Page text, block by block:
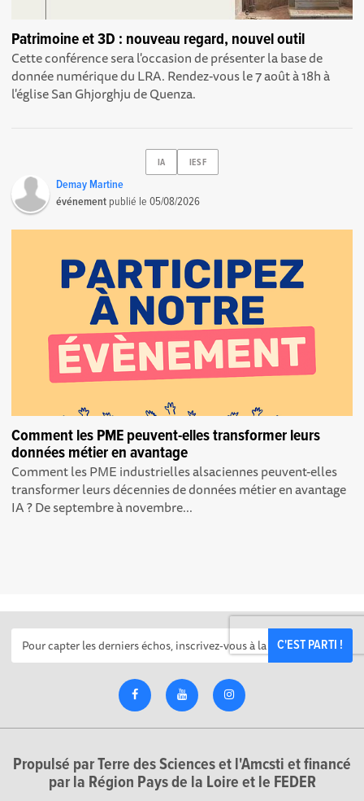
Patrimoine et 3D : nouveau regard, nouvel outil
Cette conférence sera l'occasion de présenter la base de
donnée numérique du LRA. Rendez-vous le 7 août à 18h à
l'église San Ghjorghju de Quenza.
IA IESF
Demay Martine
événement publié le05/08/2026
Comment les PME peuvent-elles transformer leurs
données métier en avantage
Comment les PME industrielles alsaciennes peuvent-elles
transformer leurs décennies de données métier en avantage
IA ? De septembre à novembre...
C'EST PARTI !
Propulsé par Terre des Sciences et l'Amcsti et financé
par la Région Pays de la Loire et le FEDER